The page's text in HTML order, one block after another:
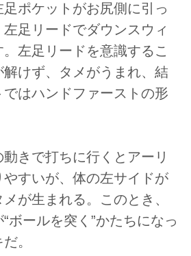
足ポケットがお尻側に引っ
足リードでダウンスウィ
左足リードを意識するこ
解けず、タメがうまれ、結
はハンドファーストの形
きで打ちに行くとアーリ
すいが、体の左サイドが
が生まれる。このとき、
ボールを突く”かたちになっ
。